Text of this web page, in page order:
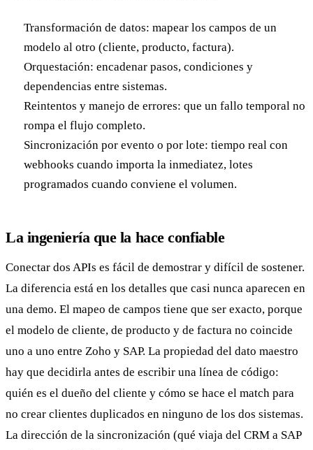
Transformación de datos: mapear los campos de un
modelo al otro (cliente, producto, factura).
Orquestación: encadenar pasos, condiciones y
dependencias entre sistemas.
Reintentos y manejo de errores: que un fallo temporal no
rompa el flujo completo.
Sincronización por evento o por lote: tiempo real con
webhooks cuando importa la inmediatez, lotes
programados cuando conviene el volumen.
La ingeniería que la hace confiable
Conectar dos APIs es fácil de demostrar y difícil de sostener.
La diferencia está en los detalles que casi nunca aparecen en
una demo. El mapeo de campos tiene que ser exacto, porque
el modelo de cliente, de producto y de factura no coincide
uno a uno entre Zoho y SAP. La propiedad del dato maestro
hay que decidirla antes de escribir una línea de código:
quién es el dueño del cliente y cómo se hace el match para
no crear clientes duplicados en ninguno de los dos sistemas.
La dirección de la sincronización (qué viaja del CRM a SAP